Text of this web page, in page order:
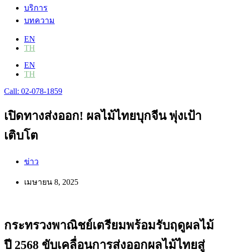
บริการ
บทความ
EN
TH
EN
TH
Call: 02-078-1859
เปิดทางส่งออก! ผลไม้ไทยบุกจีน พุ่งเป้า
เติบโต
ข่าว
เมษายน 8, 2025
กระทรวงพาณิชย์เตรียมพร้อมรับฤดูผลไม้
ปี 2568 ขับเคลื่อนการส่งออกผลไม้ไทยสู่